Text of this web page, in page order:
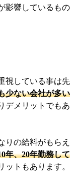
影響しているもの
視している事は先
少ない会社が多い
デメリットでもあ
りの給料がもらえ
年、20年勤務して
ットもあります。